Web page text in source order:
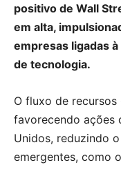
positivo de Wall
em alta,
empresas ligadas
de tecnologia.
O fluxo de
favorecendo ações
Unidos, reduzindo
emergentes, como